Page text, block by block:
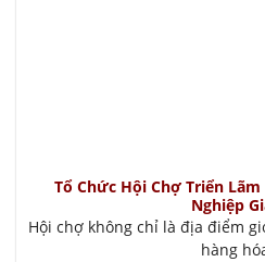
Tổ Chức Hội Chợ Triển
Nghiệp
Hội chợ không chỉ là địa điểm
hàng